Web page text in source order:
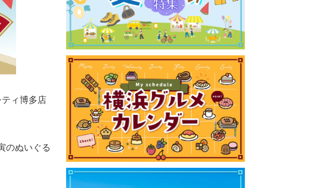
ィ博多店
のぬいぐる